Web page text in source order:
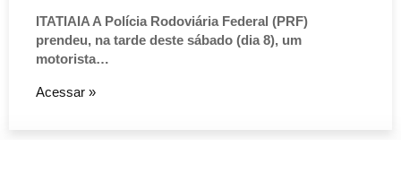
ITATIAIA A Polícia Rodoviária Federal (PRF)
prendeu, na tarde deste sábado (dia 8), um
motorista…
Acessar »